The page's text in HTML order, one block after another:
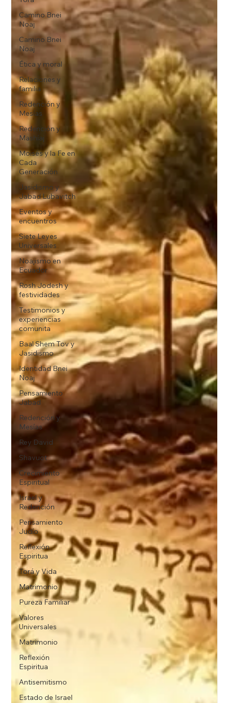
Camino Bnei
Noaj
Camino Bnei
Noaj
Ética y moral
Relaciones y
familia
Redención y
Mesías
Redención y
Mashíaj
Moisés y la Fe en
Cada
Generación
Jasidismo y
Jabad Lubavitch
Eventos y
encuentros
Siete Leyes
Universales
Noajismo en
Ecuador
Rosh Jodesh y
festividades
Testimonios y
experiencias
comunita
Baal Shem Tov y
Jasidismo
Identidad Bnei
Noaj
Pensamiento
Jabad
Redención y
Mesías
Rey David
Shavuot
Crecimiento
Espiritual
Israel y
Redención
Pensamiento
Judío
Reflexión
Espiritua
Torá y Vida
Matrimonio
Pureza Familiar
Valores
Universales
Matrimonio
Reflexión
Espiritua
Antisemitismo
Estado de Israel